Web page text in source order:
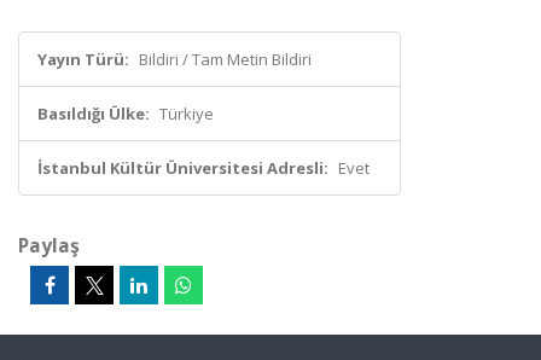
Yayın Türü: Bildiri / Tam Metin Bildiri
Basıldığı Ülke: Türkiye
İstanbul Kültür Üniversitesi Adresli: Evet
Paylaş